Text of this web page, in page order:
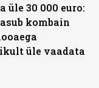
üle 30 000 euro:
kombain
üle vaadata